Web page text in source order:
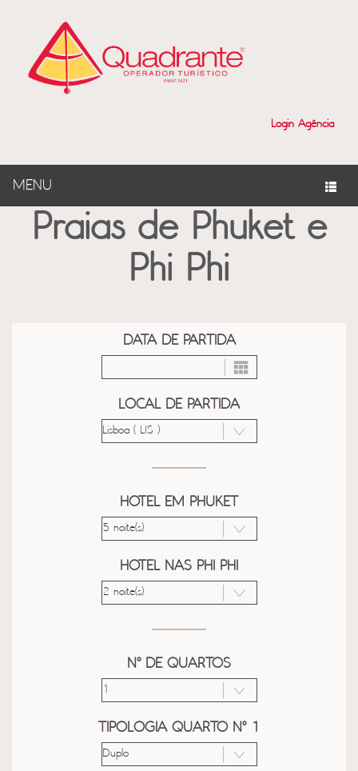
Login Agência
MENU
Praias de Phuket e
Phi Phi
DATA DE PARTIDA
LOCAL DE PARTIDA
HOTEL EM PHUKET
HOTEL NAS PHI PHI
Nº DE QUARTOS
TIPOLOGIA QUARTO Nº 1